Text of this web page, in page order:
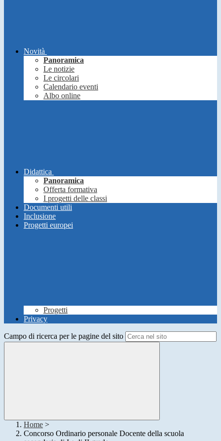
Novità
Panoramica
Le notizie
Le circolari
Calendario eventi
Albo online
Didattica
Panoramica
Offerta formativa
I progetti delle classi
Documenti utili
Inclusione
Progetti europei
Progetti
Privacy
Campo di ricerca per le pagine del sito
Home >
Concorso Ordinario personale Docente della scuola